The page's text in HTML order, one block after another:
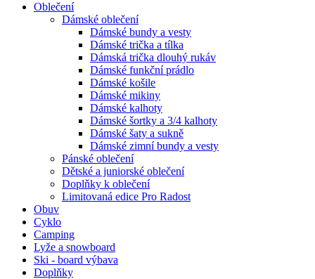
Oblečení
Dámské oblečení
Dámské bundy a vesty
Dámské trička a tílka
Dámská trička dlouhý rukáv
Dámské funkční prádlo
Dámské košile
Dámské mikiny
Dámské kalhoty
Dámské šortky a 3/4 kalhoty
Dámské šaty a sukně
Dámské zimní bundy a vesty
Pánské oblečení
Dětské a juniorské oblečení
Doplňky k oblečení
Limitovaná edice Pro Radost
Obuv
Cyklo
Camping
Lyže a snowboard
Ski - board výbava
Doplňky